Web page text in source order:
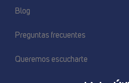
Blog
Preguntas frecuentes
Queremos escucharte